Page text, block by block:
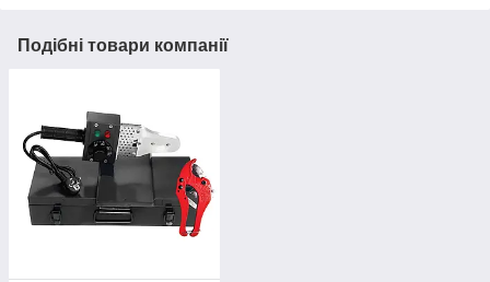
Подібні товари компанії